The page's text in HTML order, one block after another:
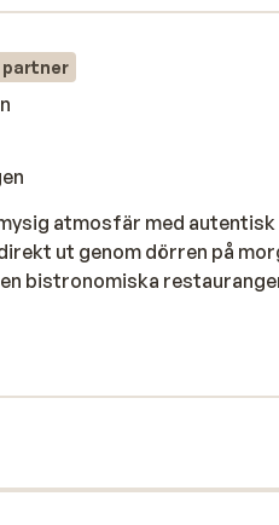
partner
atmosfär med
ut genom dörren på
bistronomiska
du varva ner? Njut av en